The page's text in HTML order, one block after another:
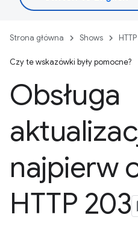
Strona główna Shows
Czy te wskazówki były pomocne?
Obsługa
najpierw
HTTP 203